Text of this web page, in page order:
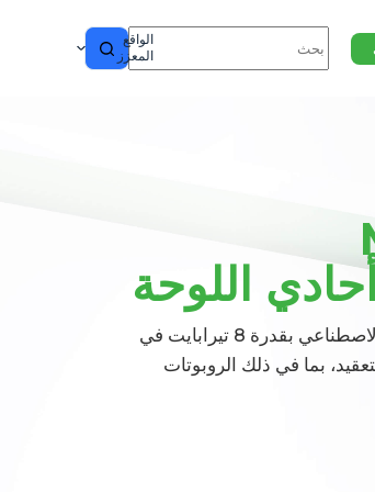
الواقع
المعزز
اللوحة
لوحة حاسوبية رائدة مفتوحة المصدر للذكاء الاصطناعي بقدرة 8 تيرابايت في
بما في ذلك الروبوتات